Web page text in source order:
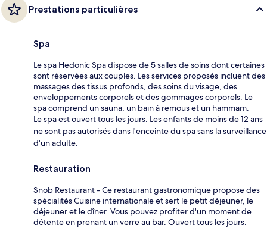
Prestations particulières
Spa
Le spa Hedonic Spa dispose de 5 salles de soins dont certaines
sont réservées aux couples. Les services proposés incluent des
massages des tissus profonds, des soins du visage, des
enveloppements corporels et des gommages corporels. Le
spa comprend un sauna, un bain à remous et un hammam.
Le spa est ouvert tous les jours. Les enfants de moins de 12 ans
ne sont pas autorisés dans l'enceinte du spa sans la surveillance
d'un adulte.
Restauration
Snob Restaurant - Ce restaurant gastronomique propose des
spécialités Cuisine internationale et sert le petit déjeuner, le
déjeuner et le dîner. Vous pouvez profiter d'un moment de
détente en prenant un verre au bar. Ouvert tous les jours.